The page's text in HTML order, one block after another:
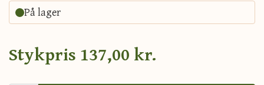
På lager
Stykpris 137,00 kr.